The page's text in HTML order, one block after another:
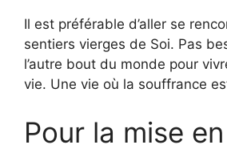
Il est préférable d’aller se
sentiers vierges de Soi. Pas
l’autre bout du monde pour
vie. Une vie où la souffrance
Pour la mise